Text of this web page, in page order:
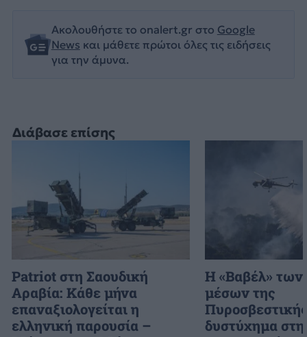
Διάβασε επίσης
Patriot στη Σαουδική
Αραβία: Κάθε μήνα
επαναξιολογείται η
ελληνική παρουσία –
H «Βαβέλ»
μέσων της
δυστύχημα
Ακολουθήστε το onalert.gr στο Google
News και μάθετε πρώτοι όλες τις ειδήσεις
για την άμυνα.